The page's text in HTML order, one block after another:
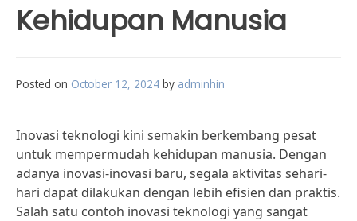
Kehidupan Manusia
Posted on October 12, 2024 by adminhin
Inovasi teknologi kini semakin berkembang pesat
untuk mempermudah kehidupan manusia. Dengan
adanya inovasi-inovasi baru, segala aktivitas sehari-
hari dapat dilakukan dengan lebih efisien dan praktis.
Salah satu contoh inovasi teknologi yang sangat